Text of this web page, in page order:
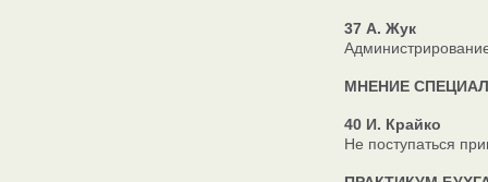
37 А. Жук
МНЕНИЕ
40 И. Крайко
Не поступаться